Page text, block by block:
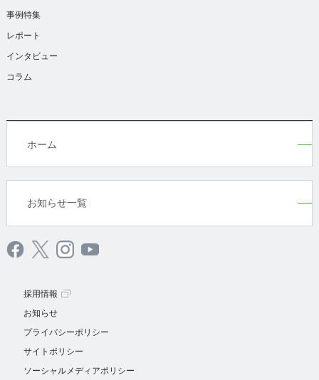
事例特集
レポート
インタビュー
コラム
ホーム
お知らせ一覧
採用情報
お知らせ
プライバシーポリシー
サイトポリシー
ソーシャルメディアポリシー